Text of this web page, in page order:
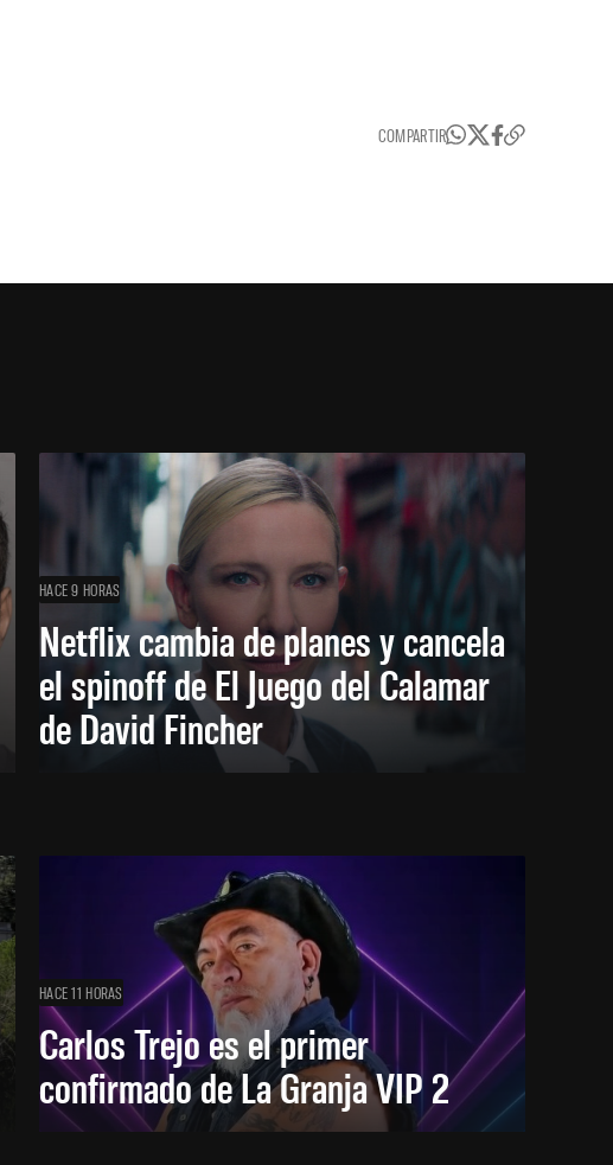
COMPARTIR
HACE 9 HORAS
Netflix cambia de planes y cancela
el spinoff de El Juego del Calamar
de David Fincher
HACE 11 HORAS
Carlos Trejo es el primer
confirmado de La Granja VIP 2